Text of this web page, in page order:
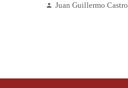
Juan Guillermo Castro